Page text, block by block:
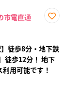
市電直通
録
徒歩8分・地下鉄
徒歩12分！ 地下
用可能です！